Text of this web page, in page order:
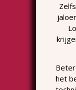
het